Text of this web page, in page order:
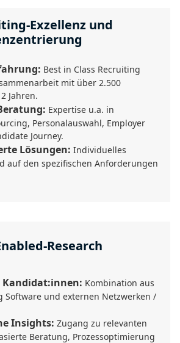
Exzellenz und
Best in Class Recruiting
mit über 2.500
Jahren.
Expertise u.a. in
Personalauswahl, Employer
Journey.
Lösungen: Individuelles
auf den spezifischen Anforderungen
Research
Kandidat:innen: Kombination aus
Software und externen Netzwerken /
Insights: Zugang zu relevanten
Beratung, Prozessoptimierung